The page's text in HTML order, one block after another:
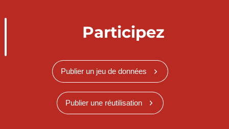
Participez
Publier un jeu de données
Publier une réutilisation